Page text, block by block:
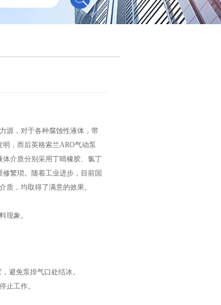
源，对于各种腐蚀性液体，带
，而后英格索兰ARO气动泵
介质分别采用丁晴橡胶、氯丁
繁琐。随着工业进步，目前国
质，均取得了满意的效果。
现象。
避免泵排气口处结冰。
止工作。